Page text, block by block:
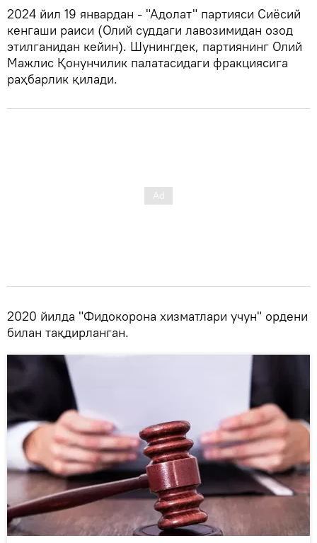
2024 йил 19 январдан - "Адолат" партияси Сиёсий
кенгаши раиси (Олий суддаги лавозимидан озод
этилганидан кейин). Шунингдек, партиянинг Олий
Мажлис Қонунчилик палатасидаги фракциясига
раҳбарлик қилади.
2020 йилда "Фидокорона хизматлари учун" ордени
билан тақдирланган.